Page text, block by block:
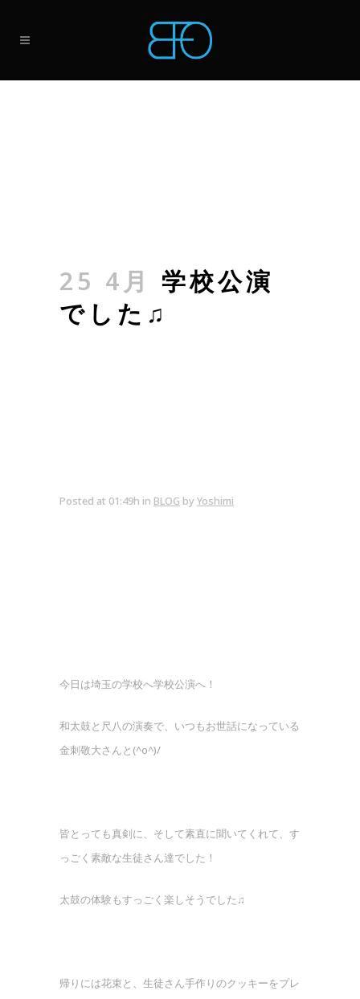
25 4月 学校公演
でした♫
Posted at 01:49h in BLOG byYoshimi
今日は埼玉の学校へ学校公演へ！
和太鼓と尺八の演奏で、いつもお世話になっている
金刺敬大さんと(^o^)/
皆とっても真剣に、そして素直に聞いてくれて、す
っごく素敵な生徒さん達でした！
太鼓の体験もすっごく楽しそうでした♫
帰りには花束と、生徒さん手作りのクッキーをプレ